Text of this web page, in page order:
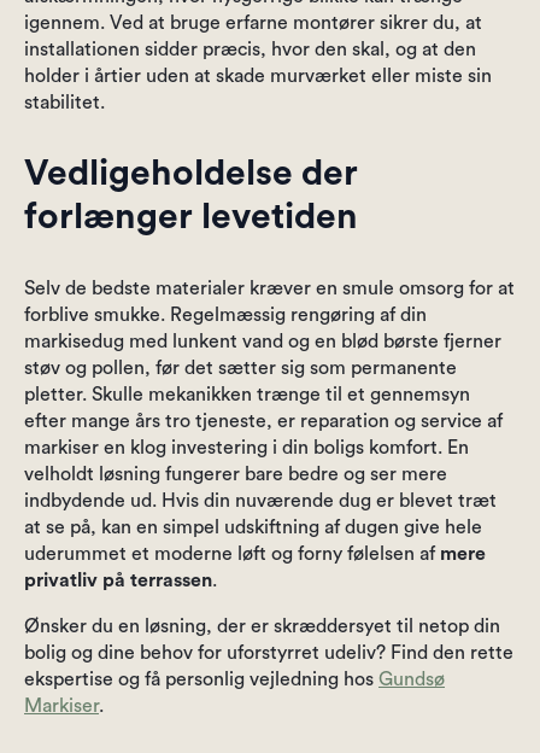
igennem. Ved at bruge erfarne montører sikrer du, at
installationen sidder præcis, hvor den skal, og at den
holder i årtier uden at skade murværket eller miste sin
stabilitet.
Vedligeholdelse der
forlænger levetiden
Selv de bedste materialer kræver en smule omsorg for at
forblive smukke. Regelmæssig rengøring af din
markisedug med lunkent vand og en blød børste fjerner
støv og pollen, før det sætter sig som permanente
pletter. Skulle mekanikken trænge til et gennemsyn
efter mange års tro tjeneste, er reparation og service af
markiser en klog investering i din boligs komfort. En
velholdt løsning fungerer bare bedre og ser mere
indbydende ud. Hvis din nuværende dug er blevet træt
at se på, kan en simpel udskiftning af dugen give hele
uderummet et moderne løft og forny følelsen af mere
privatliv på terrassen.
Ønsker du en løsning, der er skræddersyet til netop din
bolig og dine behov for uforstyrret udeliv? Find den rette
ekspertise og få personlig vejledning hos Gundsø
Markiser.